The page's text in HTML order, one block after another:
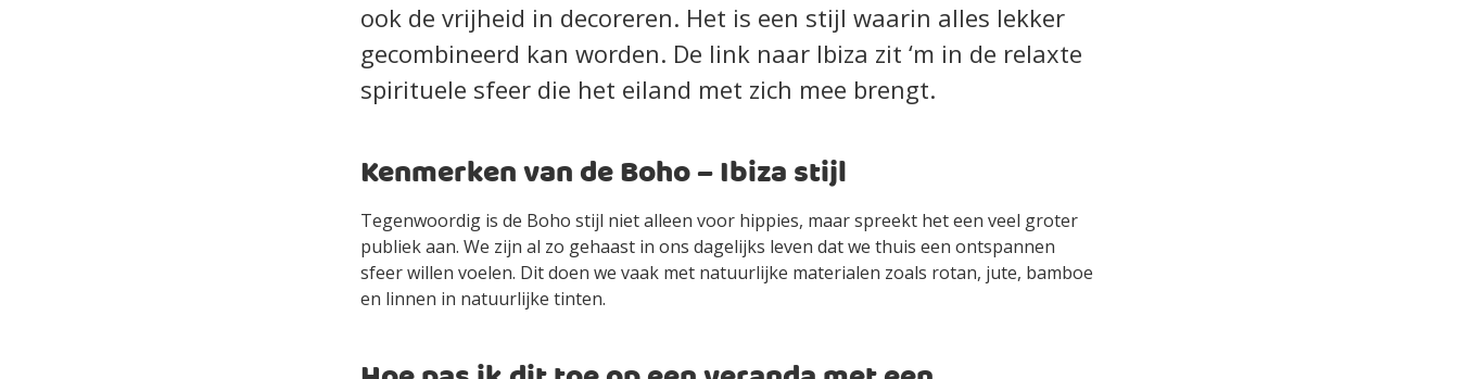
ook de vrijheid in decoreren. Het is een stijl waarin alles lekker
gecombineerd kan worden. De link naar Ibiza zit ‘m in de relaxte
spirituele sfeer die het eiland met zich mee brengt.
Kenmerken van de Boho – Ibiza stijl
Tegenwoordig is de Boho stijl niet alleen voor hippies, maar spreekt het een veel groter
publiek aan. We zijn al zo gehaast in ons dagelijks leven dat we thuis een ontspannen
sfeer willen voelen. Dit doen we vaak met natuurlijke materialen zoals rotan, jute, bamboe
en linnen in natuurlijke tinten.